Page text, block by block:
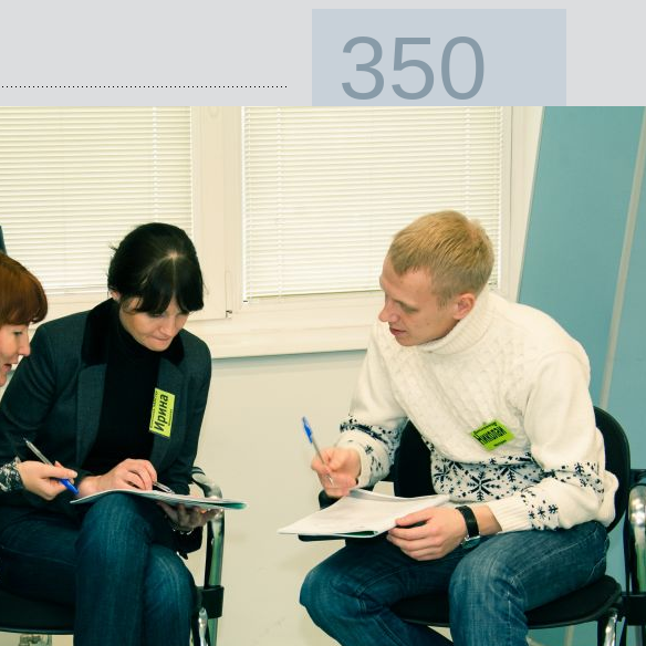
350
компаниям помогли с
подбором персонала
с 1996 года!
Наши клиенты
Задайте свой вопрос
нашим специалистам
Введите ваше Ф.И.О.*